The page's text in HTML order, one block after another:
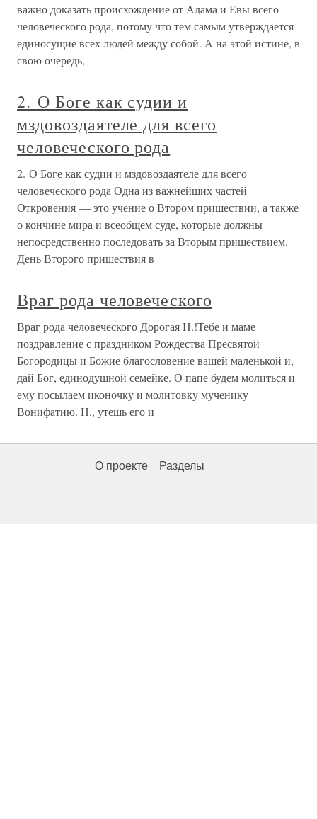
важно доказать происхождение от Адама и Евы всего
человеческого рода, потому что тем самым утверждается
единосущие всех людей между собой. А на этой истине, в
свою очередь,
2. О Боге как судии и
мздовоздаятеле для всего
человеческого рода
2. О Боге как судии и мздовоздаятеле для всего
человеческого рода Одна из важнейших частей
Откровения — это учение о Втором пришествии, а также
о кончине мира и всеобщем суде, которые должны
непосредственно последовать за Вторым пришествием.
День Второго пришествия в
Враг рода человеческого
Враг рода человеческого Дорогая Н.!Тебе и маме
поздравление с праздником Рождества Пресвятой
Богородицы и Божие благословение вашей маленькой и,
дай Бог, единодушной семейке. О папе будем молиться и
ему посылаем иконочку и молитовку мученику
Вонифатию. Н., утешь его и
О проекте Разделы